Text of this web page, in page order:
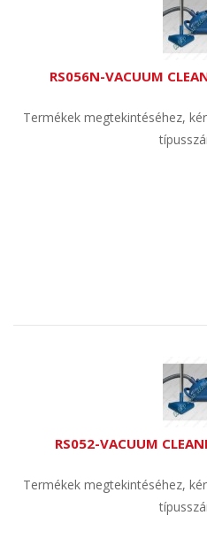
RS056N-VACUUM
Termékek megtekintéséhez,
RS052-VACUUM
Termékek megtekintéséhez,